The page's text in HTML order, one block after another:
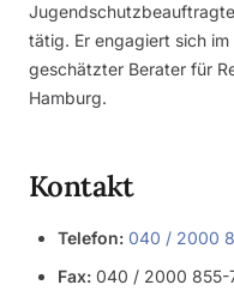
tätig. Er engagiert sich
geschätzter Berater für
Hamburg.
Kontakt
Telefon: 040 / 2000
Fax: 040 / 2000 855-